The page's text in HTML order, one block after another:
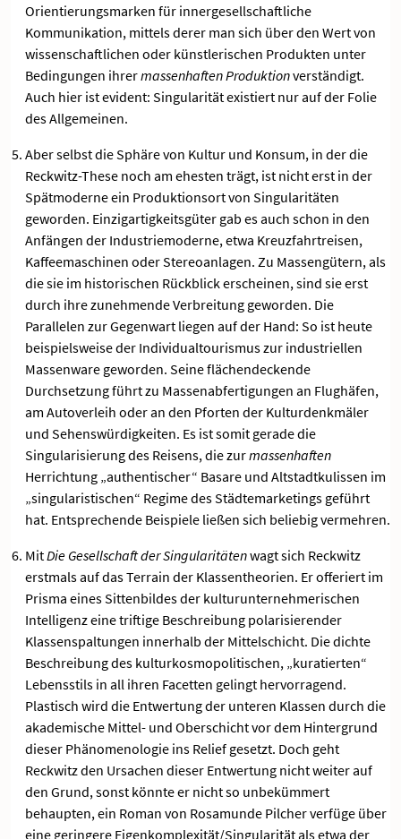
Orientierungsmarken für innergesellschaftliche
Kommunikation, mittels derer man sich über den Wert von
wissenschaftlichen oder künstlerischen Produkten unter
Bedingungen ihrermassenhaften Produktionverständigt.
Auch hier ist evident: Singularität existiert nur auf der Folie
des Allgemeinen.
Aber selbst die Sphäre von Kultur und Konsum, in der die
Reckwitz-These noch am ehesten trägt, ist nicht erst in der
Spätmoderne ein Produktionsort von Singularitäten
geworden. Einzigartigkeitsgüter gab es auch schon in den
Anfängen der Industriemoderne, etwa Kreuzfahrtreisen,
Kaffeemaschinen oder Stereoanlagen. Zu Massengütern, als
die sie im historischen Rückblick erscheinen, sind sie erst
durch ihre zunehmende Verbreitung geworden. Die
Parallelen zur Gegenwart liegen auf der Hand: So ist heute
beispielsweise der Individualtourismus zur industriellen
Massenware geworden. Seine flächendeckende
Durchsetzung führt zu Massenabfertigungen an Flughäfen,
am Autoverleih oder an den Pforten der Kulturdenkmäler
und Sehenswürdigkeiten. Es ist somit gerade die
Singularisierung des Reisens, die zurmassenhaften
Herrichtung „authentischer“ Basare und Altstadtkulissen im
„singularistischen“ Regime des Städtemarketings geführt
hat. Entsprechende Beispiele ließen sich beliebig vermehren.
MitDie Gesellschaft der Singularitätenwagt sich Reckwitz
erstmals auf das Terrain der Klassentheorien. Er offeriert im
Prisma eines Sittenbildes der kulturunternehmerischen
Intelligenz eine triftige Beschreibung polarisierender
Klassenspaltungen innerhalb der Mittelschicht. Die dichte
Beschreibung des kulturkosmopolitischen, „kuratierten“
Lebensstils in all ihren Facetten gelingt hervorragend.
Plastisch wird die Entwertung der unteren Klassen durch die
akademische Mittel- und Oberschicht vor dem Hintergrund
dieser Phänomenologie ins Relief gesetzt. Doch geht
Reckwitz den Ursachen dieser Entwertung nicht weiter auf
den Grund, sonst könnte er nicht so unbekümmert
behaupten, ein Roman von Rosamunde Pilcher verfüge über
eine geringere Eigenkomplexität/Singularität als etwa der